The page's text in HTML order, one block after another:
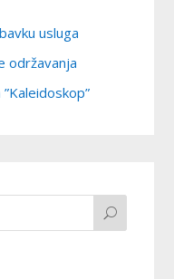
usluga
održavanja